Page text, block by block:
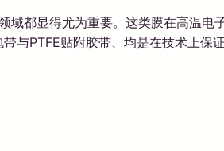
域都显得尤为重要。这类膜在高温电
与PTFE贴附胶带、均是在技术上保